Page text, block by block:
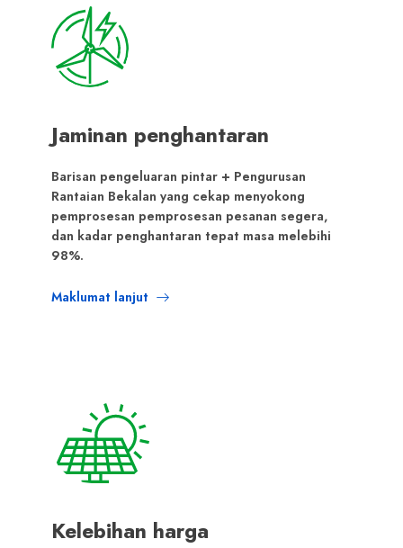
Jaminan penghantaran
Barisan pengeluaran pintar + Pengurusan
Rantaian Bekalan yang cekap menyokong
pemprosesan pemprosesan pesanan segera,
dan kadar penghantaran tepat masa melebihi
98%.
Maklumat lanjut
Kelebihan harga